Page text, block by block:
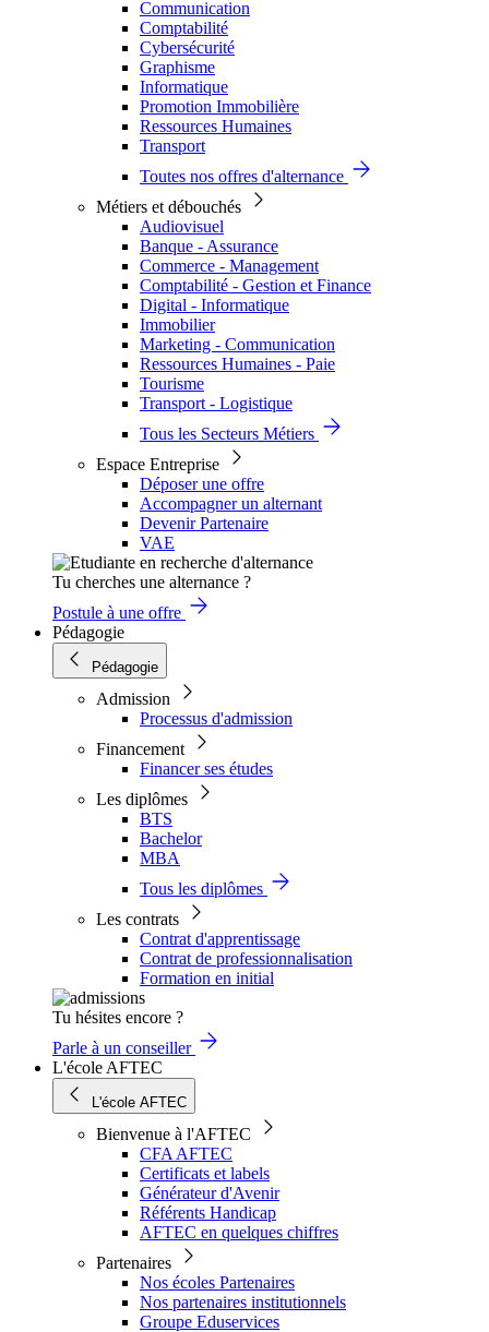
Communication
Comptabilité
Cybersécurité
Graphisme
Informatique
Promotion Immobilière
Ressources Humaines
Transport
Toutes nos offres d'alternance
Métiers et débouchés
Audiovisuel
Banque - Assurance
Commerce - Management
Comptabilité - Gestion et Finance
Digital - Informatique
Immobilier
Marketing - Communication
Ressources Humaines - Paie
Tourisme
Transport - Logistique
Tous les Secteurs Métiers
Espace Entreprise
Déposer une offre
Accompagner un alternant
Devenir Partenaire
VAE
Tu cherches une alternance ?
Postule à une offre
Pédagogie
Pédagogie
Admission
Processus d'admission
Financement
Financer ses études
Les diplômes
BTS
Bachelor
MBA
Tous les diplômes
Les contrats
Contrat d'apprentissage
Contrat de professionnalisation
Formation en initial
Tu hésites encore ?
Parle à un conseiller
L'école AFTEC
L'école AFTEC
Bienvenue à l'AFTEC
CFA AFTEC
Certificats et labels
Générateur d'Avenir
Référents Handicap
AFTEC en quelques chiffres
Partenaires
Nos écoles Partenaires
Nos partenaires institutionnels
Groupe Eduservices